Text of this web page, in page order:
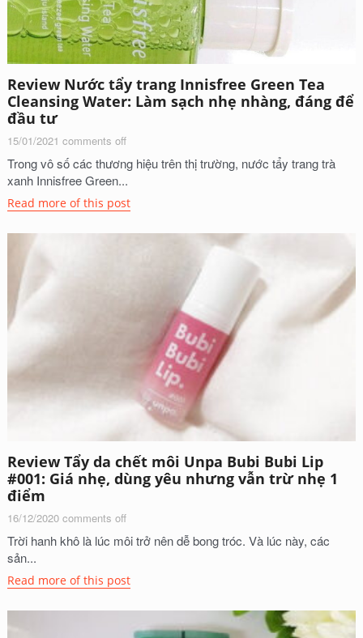
Review Nước tẩy trang Innisfree Green Tea
Cleansing Water: Làm sạch nhẹ nhàng, đáng để
đầu tư
15/01/2021 comments off
Trong vô số các thương hiệu trên thị trường, nước tẩy trang trà
xanh Innisfree Green...
Read more of this post
Review Tẩy da chết môi Unpa Bubi Bubi Lip
#001: Giá nhẹ, dùng yêu nhưng vẫn trừ nhẹ 1
điểm
16/12/2020 comments off
Trời hanh khô là lúc môi trở nên dễ bong tróc. Và lúc này, các
sản...
Read more of this post